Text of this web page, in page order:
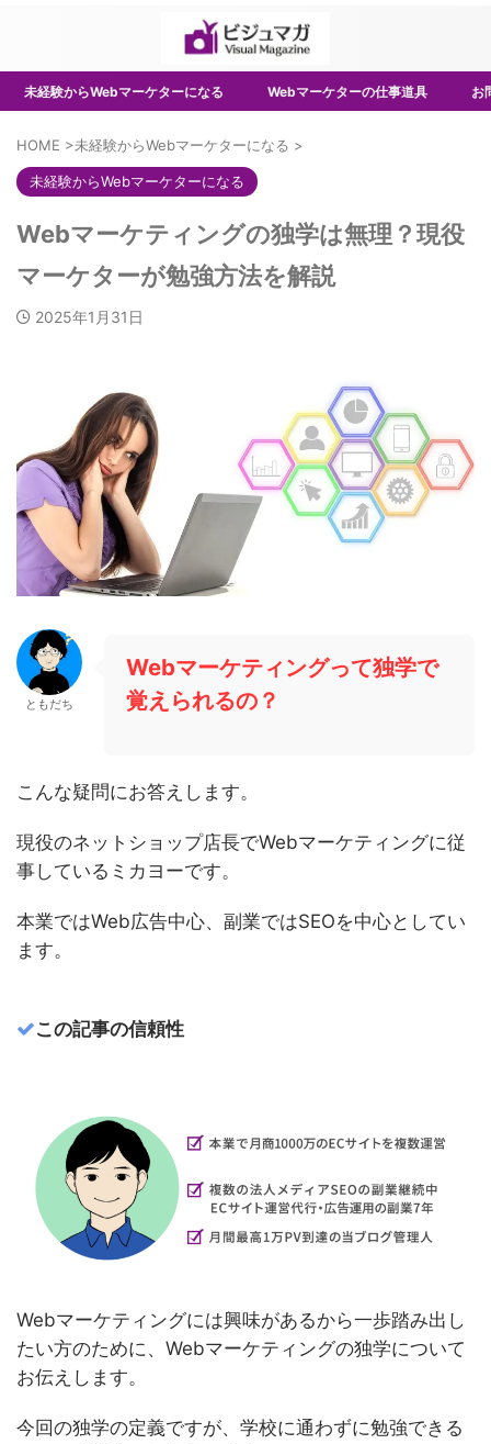
未経験からWebマーケターになる Webマーケターの仕事道具 お
HOME >未経験からWebマーケターになる >
未経験からWebマーケターになる
Webマーケティングの独学は無理？現役
マーケターが勉強方法を解説
2025年1月31日
ともだち
Webマーケティングって独学で
覚えられるの？
こんな疑問にお答えします。
現役のネットショップ店長でWebマーケティングに従
事しているミカヨーです。
本業ではWeb広告中心、副業ではSEOを中心としてい
ます。
この記事の信頼性
Webマーケティングには興味があるから一歩踏み出し
たい方のために、Webマーケティングの独学について
お伝えします。
今回の独学の定義ですが、学校に通わずに勉強できる